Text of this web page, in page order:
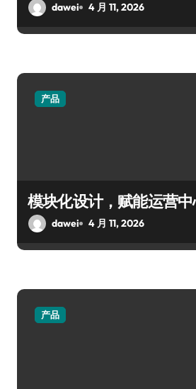
dawei 4 月 11, 2026
产品
模块化设计，赋能运营
dawei 4 月 11, 2026
产品